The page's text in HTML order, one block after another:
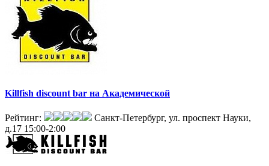
Killfish discount bar на Академической
Рейтинг:
Санкт-Петербург, ул. проспект Науки,
д.17 15:00-2:00